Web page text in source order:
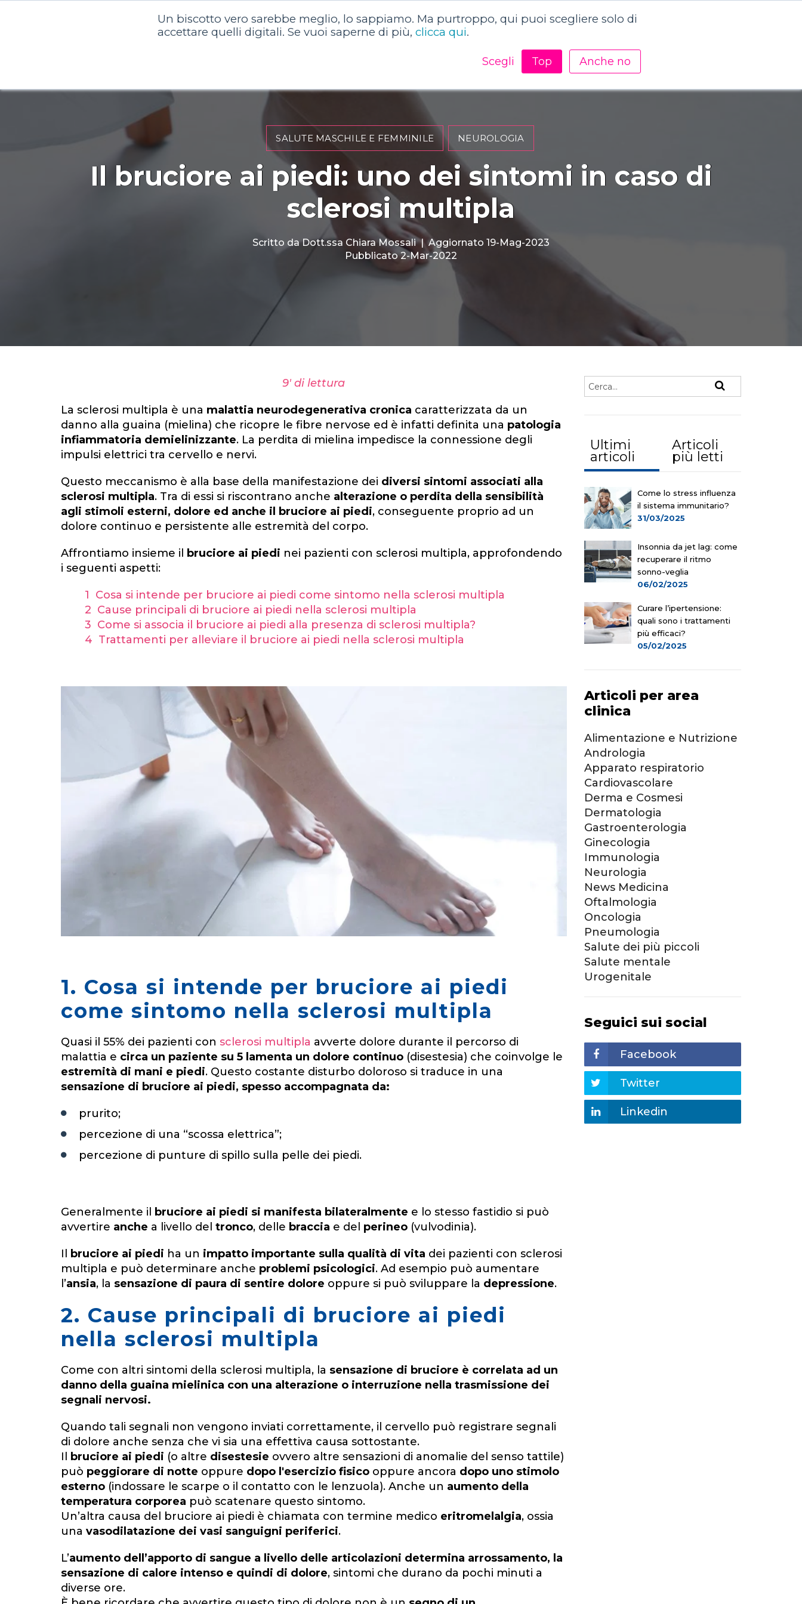
Un biscotto vero sarebbe meglio, lo sappiamo. Ma purtroppo, qui puoi scegliere solo di
accettare quelli digitali. Se vuoi saperne di più, clicca qui.
Scegli Top Anche no
Chi siamo Dizionario della salute Articoli sulla salute Academy Risorse
SALUTE MASCHILE E FEMMINILE NEUROLOGIA
Il bruciore ai piedi: uno dei sintomi in caso di
sclerosi multipla
Scritto da Dott.ssa Chiara Mossali| Aggiornato 19-Mag-2023
Pubblicato 2-Mar-2022
9' di lettura
La sclerosi multipla è una malattia neurodegenerativa cronica caratterizzata da un
danno alla guaina (mielina) che ricopre le fibre nervose ed è infatti definita una patologia
infiammatoria demielinizzante. La perdita di mielina impedisce la connessione degli
impulsi elettrici tra cervello e nervi.
Questo meccanismo è alla base della manifestazione dei diversi sintomi associati alla
sclerosi multipla. Tra di essi si riscontrano anche alterazione o perdita della sensibilità
agli stimoli esterni, dolore ed anche il bruciore ai piedi, conseguente proprio ad un
dolore continuo e persistente alle estremità del corpo.
Affrontiamo insieme il bruciore ai piedi nei pazienti con sclerosi multipla, approfondendo
i seguenti aspetti:
1 Cosa si intende per bruciore ai piedi come sintomo nella sclerosi multipla
2 Cause principali di bruciore ai piedi nella sclerosi multipla
3 Come si associa il bruciore ai piedi alla presenza di sclerosi multipla?
4 Trattamenti per alleviare il bruciore ai piedi nella sclerosi multipla
1. Cosa si intende per bruciore ai piedi
come sintomo nella sclerosi multipla
Quasi il 55% dei pazienti con sclerosi multipla avverte dolore durante il percorso di
malattia e circa un paziente su 5 lamenta un dolore continuo (disestesia) che coinvolge le
estremità di mani e piedi. Questo costante disturbo doloroso si traduce in una
sensazione di bruciore ai piedi, spesso accompagnata da:
prurito;
percezione di una “scossa elettrica”;
percezione di punture di spillo sulla pelle dei piedi.
Generalmente il bruciore ai piedi si manifesta bilateralmente e lo stesso fastidio si può
avvertire anche a livello del tronco, delle braccia e del perineo (vulvodinia).
Il bruciore ai piedi ha un impatto importante sulla qualità di vita dei pazienti con sclerosi
multipla e può determinare anche problemi psicologici. Ad esempio può aumentare
l’ansia, la sensazione di paura di sentire dolore oppure si può sviluppare la depressione.
2. Cause principali di bruciore ai piedi
nella sclerosi multipla
Come con altri sintomi della sclerosi multipla, la sensazione di bruciore è correlata ad un
danno della guaina mielinica con una alterazione o interruzione nella trasmissione dei
segnali nervosi.
Quando tali segnali non vengono inviati correttamente, il cervello può registrare segnali
di dolore anche senza che vi sia una effettiva causa sottostante.
Il
bruciore ai piedi (o altre disestesie ovvero altre sensazioni di anomalie del senso tattile)
può peggiorare di notte oppure dopo l'esercizio fisico oppure ancora dopo uno stimolo
esterno (indossare le scarpe o il contatto con le lenzuola). Anche un aumento della
temperatura corporea può scatenare questo sintomo.
Un’altra causa del bruciore ai piedi è chiamata con termine medico eritromelalgia, ossia
una vasodilatazione dei vasi sanguigni periferici.
L’aumento dell’apporto di sangue a livello delle articolazioni determina arrossamento, la
sensazione di calore intenso e quindi di dolore, sintomi che durano da pochi minuti a
diverse ore.
Ultimi
articoli
Articoli
più letti
Come lo stress influenza
il sistema immunitario?
31/03/2025
Insonnia da jet lag: come
recuperare il ritmo
sonno-veglia
06/02/2025
Curare l’ipertensione:
quali sono i trattamenti
più efficaci?
05/02/2025
Articoli per area
clinica
Alimentazione e Nutrizione
Andrologia
Apparato respiratorio
Cardiovascolare
Derma e Cosmesi
Dermatologia
Gastroenterologia
Ginecologia
Immunologia
Neurologia
News Medicina
Oftalmologia
Oncologia
Pneumologia
Salute dei più piccoli
Salute mentale
Urogenitale
Seguici sui social
Facebook
Twitter
Linkedin